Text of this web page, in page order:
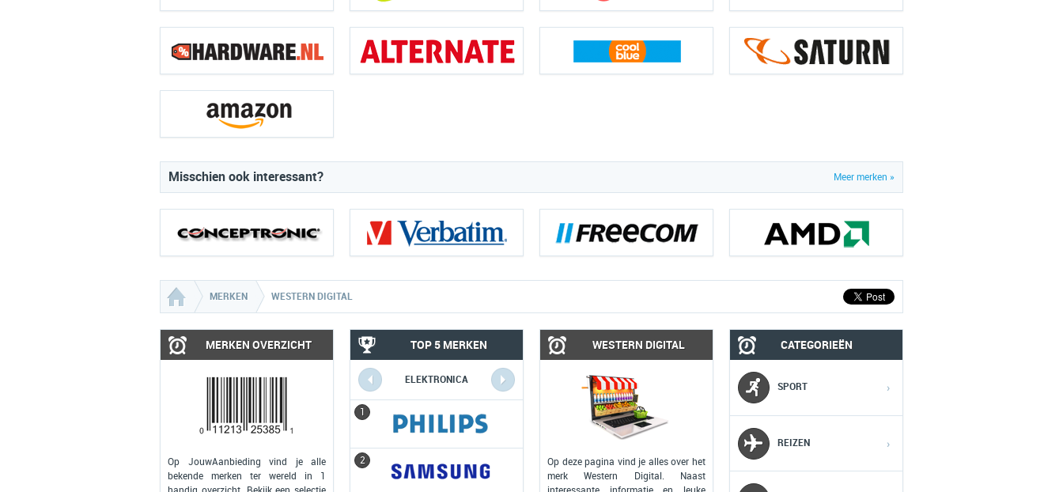
Meer merken »
Misschien ook interessant?
MERKEN WESTERN DIGITAL
MERKEN OVERZICHT
Op JouwAanbieding vind je alle
bekende merken ter wereld in 1
TOP 5 MERKEN
ELEKTRONICA
1
2
COMPUTERS MOBIEL
2
WESTERN DIGITAL
Op deze pagina vind je alles over het
merk Western Digital. Naast
CATEGORIEËN
SPORT ›
REIZEN ›